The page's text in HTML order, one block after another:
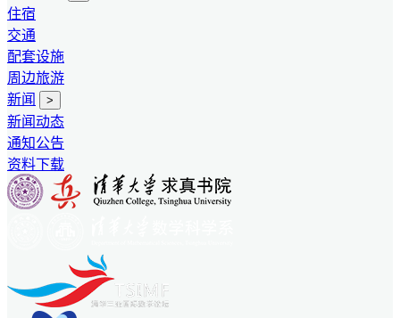
住宿
交通
配套设施
周边旅游
新闻
>
新闻动态
通知公告
资料下载